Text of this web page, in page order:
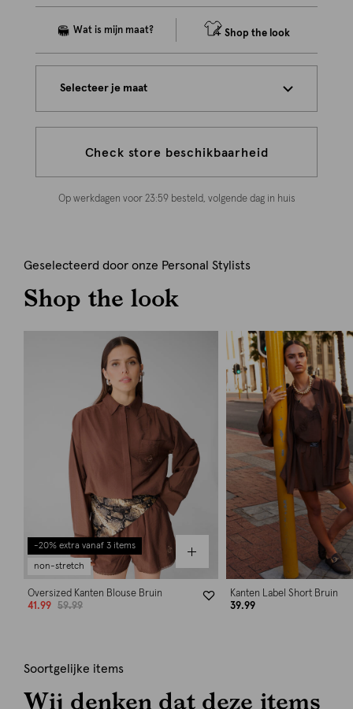
Shop the look
Selecteer je maat
Check store beschikbaarheid
Op werkdagen voor 23:59 besteld, volgende dag in huis
Geselecteerd door onze Personal Stylists
Shop the look
-20% extra vanaf 3 items
non-stretch
Oversized Kanten Blouse Bruin
41.99
59.99
Kanten Label Short Bruin
39.99
Soortgelijke items
Wij denken dat deze items